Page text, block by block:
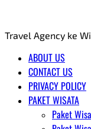
Travel Agency ke
ABOUT US
CONTACT US
PRIVACY POLICY
PAKET WISATA
Paket